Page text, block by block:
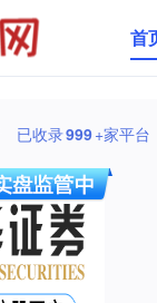
首
已收录999+家平台